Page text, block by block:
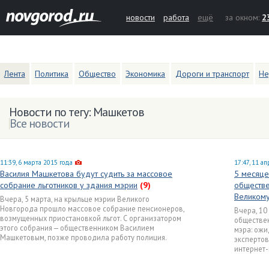
новости работа ещё за окном:
Лента Политика Общество Экономика Дороги и транспорт
Новости по тегу: Машкетов
Все новости
11:39, 6 марта 2015 года
Василия Машкетова будут судить за массовое
собрание льготников у здания мэрии (9)
Вчера, 5 марта, на крыльце мэрии Великого
Новгорода прошло массовое собрание пенсионеров,
возмущенных приостановкой льгот. С организатором
этого собрания — общественником Василием
Машкетовым, позже проводила работу полиция.
17:47, 11
5
Вчера, 10
мэра: